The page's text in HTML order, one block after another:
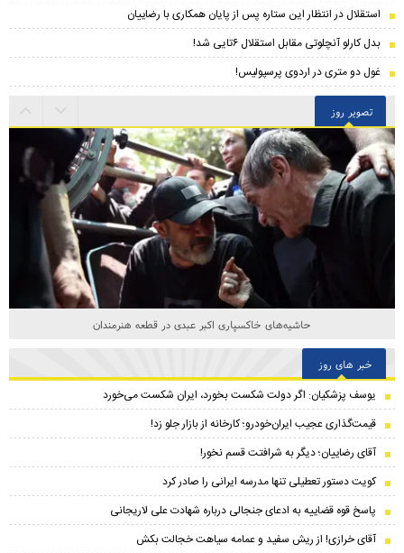
استقلال در انتظار این ستاره پس از پایان همکاری با رضاییان
بدل کارلو آنچلوتی مقابل استقلال ۶تایی شد!
غول دو متری در اردوی پرسپولیس!
تصویر روز
حاشیه‌های خاکسپاری اکبر عبدی در قطعه هنرمندان
خبر های روز
یوسف پزشکیان: اگر دولت شکست بخورد، ایران شکست می‌خورد
قیمت‌گذاری عجیب ایران‌خودرو؛ کارخانه از بازار جلو زد!
آقای رضاییان؛ دیگر به شرافتت قسم نخور!
کویت دستور تعطیلی تنها مدرسه ایرانی را صادر کرد
پاسخ قوه قضاییه به ادعای جنجالی درباره شهادت علی لاریجانی
آقای خرازی! از ریش سفید و عمامه سیاهت خجالت بکش